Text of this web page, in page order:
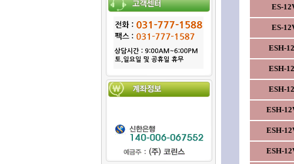
ES-
ES-
ESH-
ESH-
ESH-
ESH-
ESH-
ESH-